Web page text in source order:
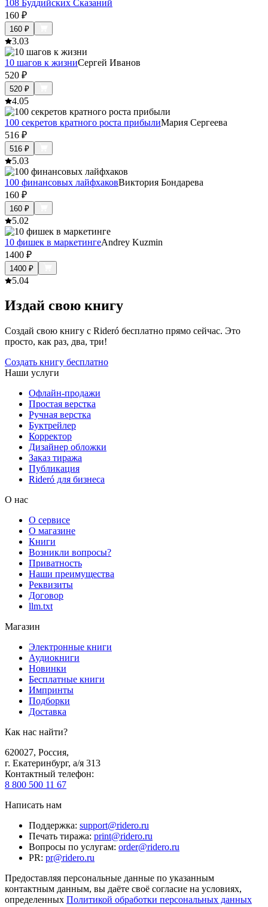
108 Буддийских Сказаний
160 ₽
160 ₽
3.03
10 шагов к жизниСергей Иванов
520 ₽
520 ₽
4.05
100 секретов кратного роста прибылиМария Сергеева
516 ₽
516 ₽
5.03
100 финансовых лайфхаковВиктория Бондарева
160 ₽
160 ₽
5.02
10 фишек в маркетингеAndrey Kuzmin
1400 ₽
1400 ₽
5.04
Издай свою книгу
Создай свою книгу с Rideró бесплатно прямо сейчас. Это
просто, как раз, два, три!
Создать книгу бесплатно
Наши услуги
Офлайн-продажи
Простая верстка
Ручная верстка
Буктрейлер
Корректор
Дизайнер обложки
Заказ тиража
Публикация
Rideró для бизнеса
О нас
О сервисе
О магазине
Книги
Возникли вопросы?
Приватность
Наши преимущества
Реквизиты
Договор
llm.txt
Магазин
Электронные книги
Аудиокниги
Новинки
Бесплатные книги
Импринты
Подборки
Доставка
Как нас найти?
620027, Россия,
г. Екатеринбург, а/я 313
Контактный телефон:
8 800 500 11 67
Написать нам
Поддержка: support@ridero.ru
Печать тиража: print@ridero.ru
Вопросы по услугам: order@ridero.ru
PR: pr@ridero.ru
Предоставляя персональные данные по указанным
контактным данным, вы даёте своё согласие на условиях,
определенных Политикой обработки персональных данных